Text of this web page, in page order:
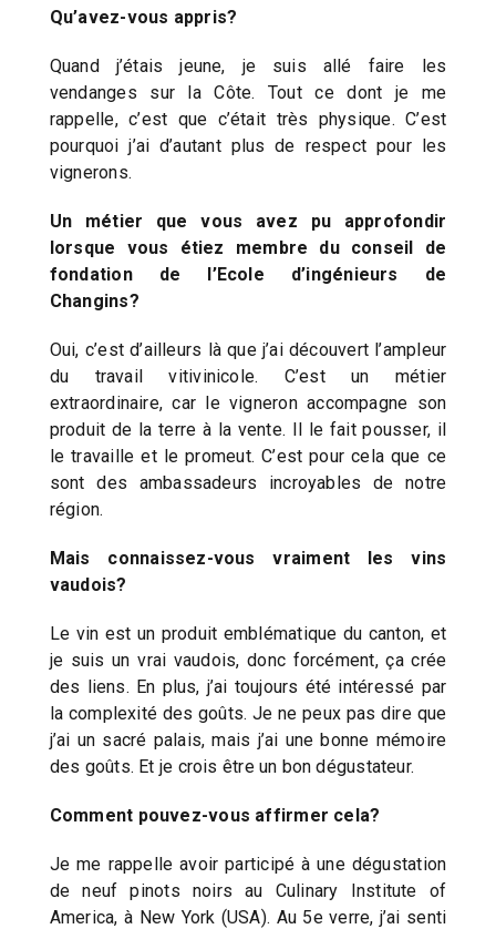
Qu’avez-vous appris?
Quand j’étais jeune, je suis allé faire les
vendanges sur la Côte. Tout ce dont je me
rappelle, c’est que c’était très physique. C’est
pourquoi j’ai d’autant plus de respect pour les
vignerons.
Un métier que vous avez pu approfondir
lorsque vous étiez membre du conseil de
fondation de l’Ecole d’ingénieurs de
Changins?
Oui, c’est d’ailleurs là que j’ai découvert l’ampleur
du travail vitivinicole. C’est un métier
extraordinaire, car le vigneron accompagne son
produit de la terre à la vente. Il le fait pousser, il
le travaille et le promeut. C’est pour cela que ce
sont des ambassadeurs incroyables de notre
région.
Mais connaissez-vous vraiment les vins
vaudois?
Le vin est un produit emblématique du canton, et
je suis un vrai vaudois, donc forcément, ça crée
des liens. En plus, j’ai toujours été intéressé par
la complexité des goûts. Je ne peux pas dire que
j’ai un sacré palais, mais j’ai une bonne mémoire
des goûts. Et je crois être un bon dégustateur.
Comment pouvez-vous affirmer cela?
Je me rappelle avoir participé à une dégustation
de neuf pinots noirs au Culinary Institute of
America, à New York (USA). Au 5e verre, j’ai senti